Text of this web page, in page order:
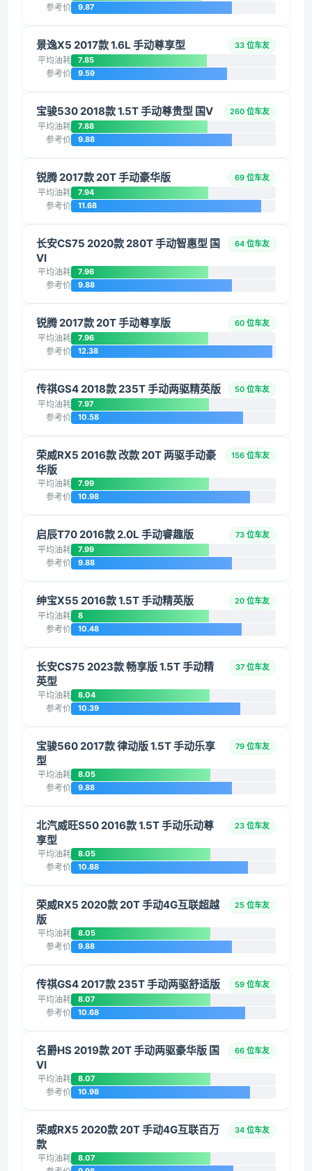
参考价 9.87
景逸X5 2017款 1.6L 手动尊享型 33 位车友
平均油耗 7.85
参考价 9.59
宝骏530 2018款 1.5T 手动尊贵型 国V 260 位车友
平均油耗 7.88
参考价 9.88
锐腾 2017款 20T 手动豪华版 69 位车友
平均油耗 7.94
参考价 11.68
长安CS75 2020款 280T 手动智惠型 国
VI
64 位车友
平均油耗 7.96
参考价 9.88
锐腾 2017款 20T 手动尊享版 60 位车友
平均油耗 7.96
参考价 12.38
传祺GS4 2018款 235T 手动两驱精英版 50 位车友
平均油耗 7.97
参考价 10.58
荣威RX5 2016款 改款 20T 两驱手动豪
华版
156 位车友
平均油耗 7.99
参考价 10.98
启辰T70 2016款 2.0L 手动睿趣版 73 位车友
平均油耗 7.99
参考价 9.88
绅宝X55 2016款 1.5T 手动精英版 20 位车友
平均油耗 8
参考价 10.48
长安CS75 2023款 畅享版 1.5T 手动精
英型
37 位车友
平均油耗 8.04
参考价 10.39
宝骏560 2017款 律动版 1.5T 手动乐享
型
79 位车友
平均油耗 8.05
参考价 9.88
北汽威旺S50 2016款 1.5T 手动乐动尊
享型
23 位车友
平均油耗 8.05
参考价 10.88
荣威RX5 2020款 20T 手动4G互联超越
版
25 位车友
平均油耗 8.05
参考价 9.88
传祺GS4 2017款 235T 手动两驱舒适版 59 位车友
平均油耗 8.07
参考价 10.68
名爵HS 2019款 20T 手动两驱豪华版 国
VI
66 位车友
平均油耗 8.07
参考价 10.98
荣威RX5 2020款 20T 手动4G互联百万
款
34 位车友
平均油耗 8.07